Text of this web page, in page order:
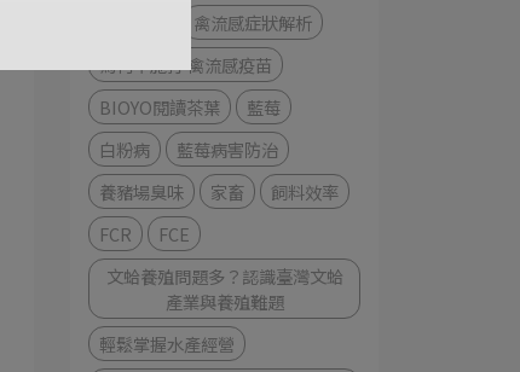
禽流感症狀解析
為何不施打 禽流感疫苗
BIOYO閱讀茶葉
藍莓
白粉病
藍莓病害防治
養豬場臭味
家畜
飼料效率
FCR
FCE
文蛤養殖問題多？認識臺灣文蛤
產業與養殖難題
輕鬆掌握水產經營